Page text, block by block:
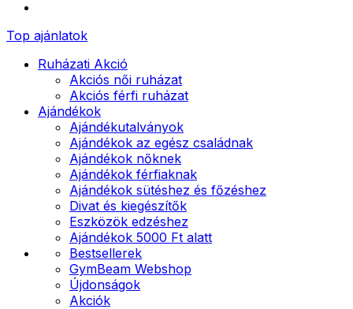
Top ajánlatok
Ruházati Akció
Akciós női ruházat
Akciós férfi ruházat
Ajándékok
Ajándékutalványok
Ajándékok az egész családnak
Ajándékok nőknek
Ajándékok férfiaknak
Ajándékok sütéshez és főzéshez
Divat és kiegészítők
Eszközök edzéshez
Ajándékok 5000 Ft alatt
Bestsellerek
GymBeam Webshop
Újdonságok
Akciók